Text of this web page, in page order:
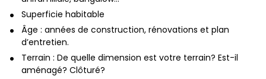
Superficie habitable
Âge : années de construction, rénovations et plan
d’entretien.
Terrain : De quelle dimension est votre terrain? Est-il
aménagé? Clôturé?